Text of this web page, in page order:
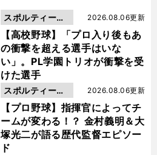
【高校野球】「プロ入り後もあ
の衝撃を超える選手はいな
い」。PL学園トリオが衝撃を受
けた選手
2026.08.06更新
スポルティーバ
動画
【プロ野球】指揮官によってチ
ームが変わる！？ 金村義明＆大
塚光二が語る歴代監督エピソー
ド
2026.08.06更新
スポルティーバ
動画